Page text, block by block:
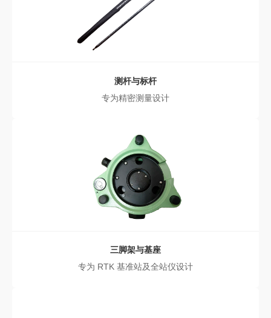
测杆与标杆
专为精密测量设计
三脚架与基座
专为 RTK 基准站及全站仪设计